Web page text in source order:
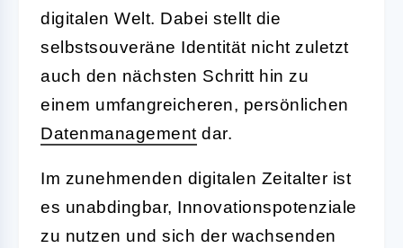
digitalen Welt. Dabei stellt die
selbstsouveräne Identität nicht zuletzt
auch den nächsten Schritt hin zu
einem umfangreicheren, persönlichen
Datenmanagement dar.
Im zunehmenden digitalen Zeitalter ist
es unabdingbar, Innovationspotenziale
zu nutzen und sich der wachsenden